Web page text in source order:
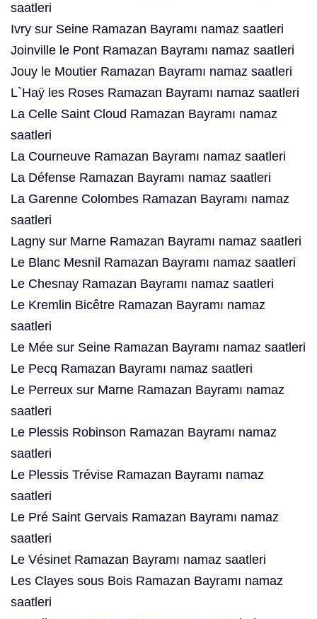
saatleri
Ivry sur Seine Ramazan Bayramı namaz saatleri
Joinville le Pont Ramazan Bayramı namaz saatleri
Jouy le Moutier Ramazan Bayramı namaz saatleri
L`Haÿ les Roses Ramazan Bayramı namaz saatleri
La Celle Saint Cloud Ramazan Bayramı namaz
saatleri
La Courneuve Ramazan Bayramı namaz saatleri
La Défense Ramazan Bayramı namaz saatleri
La Garenne Colombes Ramazan Bayramı namaz
saatleri
Lagny sur Marne Ramazan Bayramı namaz saatleri
Le Blanc Mesnil Ramazan Bayramı namaz saatleri
Le Chesnay Ramazan Bayramı namaz saatleri
Le Kremlin Bicêtre Ramazan Bayramı namaz
saatleri
Le Mée sur Seine Ramazan Bayramı namaz saatleri
Le Pecq Ramazan Bayramı namaz saatleri
Le Perreux sur Marne Ramazan Bayramı namaz
saatleri
Le Plessis Robinson Ramazan Bayramı namaz
saatleri
Le Plessis Trévise Ramazan Bayramı namaz
saatleri
Le Pré Saint Gervais Ramazan Bayramı namaz
saatleri
Le Vésinet Ramazan Bayramı namaz saatleri
Les Clayes sous Bois Ramazan Bayramı namaz
saatleri